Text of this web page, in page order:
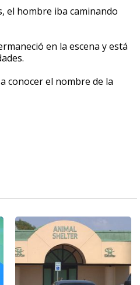
el hombre iba caminando
en la escena y está
conocer el nombre de la